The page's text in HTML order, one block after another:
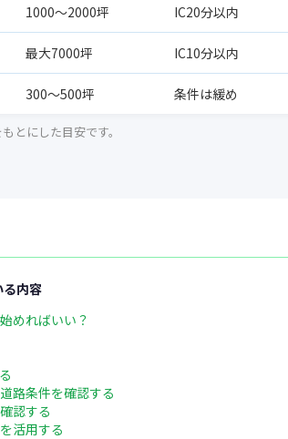
1000〜2000坪 IC20分以内
最大7000坪 IC10分以内
300〜500坪 条件は緩め
とにした目安です。
る内容
めればいい？
路条件を確認する
認する
活用する